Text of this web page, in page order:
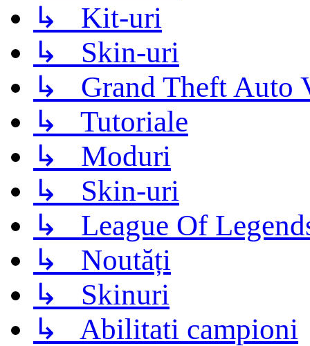
↳ Kit-uri
↳ Skin-uri
↳ Grand Theft Auto
↳ Tutoriale
↳ Moduri
↳ Skin-uri
↳ League Of
↳ Noutăți
↳ Skinuri
↳ Abilitati campioni